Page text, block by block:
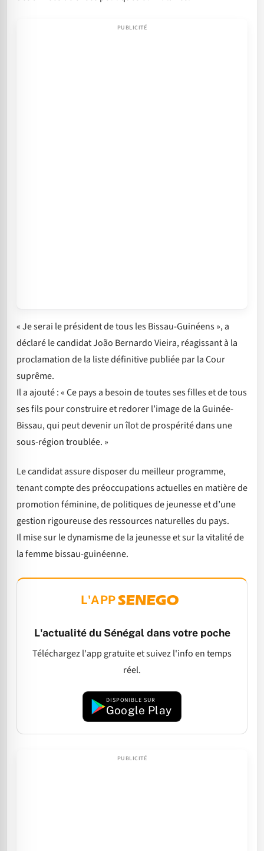
« Je serai le président de tous les Bissau-Guinéens », a
déclaré le candidat João Bernardo Vieira, réagissant à la
proclamation de la liste définitive publiée par la Cour
suprême.
Il a ajouté : « Ce pays a besoin de toutes ses filles et de tous
ses fils pour construire et redorer l’image de la Guinée-
Bissau, qui peut devenir un îlot de prospérité dans une
sous-région troublée. »
Le candidat assure disposer du meilleur programme,
tenant compte des préoccupations actuelles en matière de
promotion féminine, de politiques de jeunesse et d’une
gestion rigoureuse des ressources naturelles du pays.
Il mise sur le dynamisme de la jeunesse et sur la vitalité de
la femme bissau-guinéenne.
L'APP
L'actualité du Sénégal dans votre poche
Téléchargez l'app gratuite et suivez l'info en temps
réel.
DISPONIBLE SUR
Google Play